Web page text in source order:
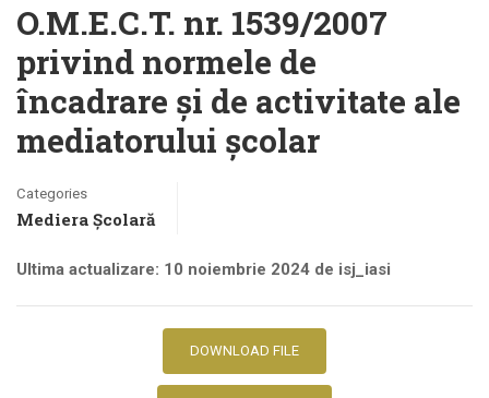
O.M.E.C.T. nr. 1539/2007
privind normele de
încadrare și de activitate ale
mediatorului școlar
Categories
Mediera Școlară
Ultima actualizare: 10 noiembrie 2024 de isj_iasi
DOWNLOAD FILE